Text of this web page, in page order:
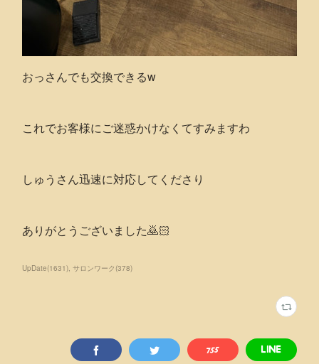
おっさんでも交換できるw
これでお客様にご迷惑かけなくてすみますわ
しゅうさん迅速に対応してくださり
ありがとうございました🙇🏻
UpDate(1631) サロンワーク (378)